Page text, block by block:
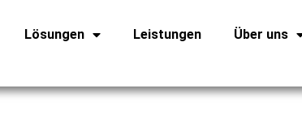
Lösungen Leistungen Über uns